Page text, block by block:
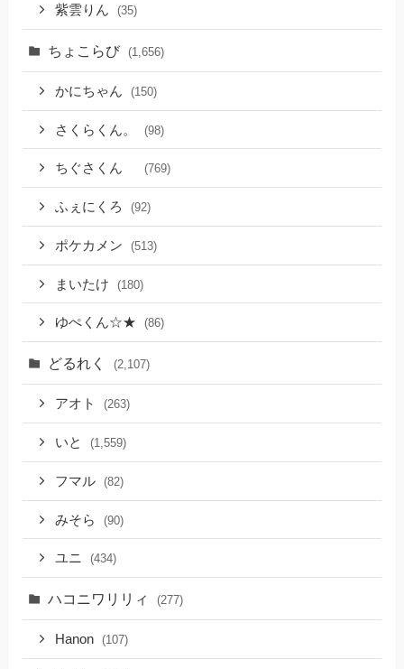
紫雲りん (35)
ちょこらび (1,656)
かにちゃん (150)
さくらくん。 (98)
ちぐさくん (769)
ふぇにくろ (92)
ポケカメン (513)
まいたけ (180)
ゆぺくん☆★ (86)
どるれく (2,107)
アオト (263)
いと (1,559)
フマル (82)
みそら (90)
ユニ (434)
ハコニワリリィ (277)
Hanon (107)